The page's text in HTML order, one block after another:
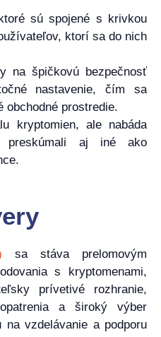
sú spojené s krivkou
ktorí sa do nich
na špičkovú bezpečnosť
nastavenie, čím sa
obchodné prostredie.
kryptomien, ale nabáda
preskúmali aj iné ako
sa stáva prelomovým
s kryptomenami,
prívetivé rozhranie,
a široký výber
na vzdelávanie a podporu